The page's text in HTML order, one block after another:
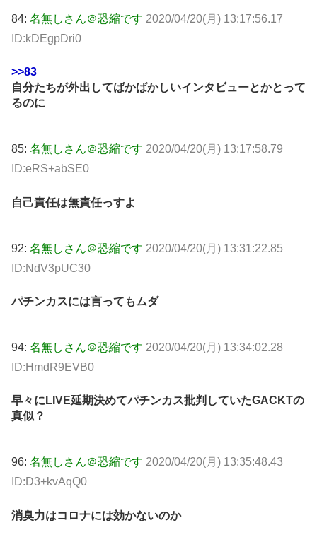
84: 名無しさん＠恐縮です 2020/04/20(月) 13:17:56.17
ID:kDEgpDri0
>>83
自分たちが外出してばかばかしいインタビューとかとって
るのに
85: 名無しさん＠恐縮です 2020/04/20(月) 13:17:58.79
ID:eRS+abSE0
自己責任は無責任っすよ
92: 名無しさん＠恐縮です 2020/04/20(月) 13:31:22.85
ID:NdV3pUC30
パチンカスには言ってもムダ
94: 名無しさん＠恐縮です 2020/04/20(月) 13:34:02.28
ID:HmdR9EVB0
早々にLIVE延期決めてパチンカス批判していたGACKTの
真似？
96: 名無しさん＠恐縮です 2020/04/20(月) 13:35:48.43
ID:D3+kvAqQ0
消臭力はコロナには効かないのか